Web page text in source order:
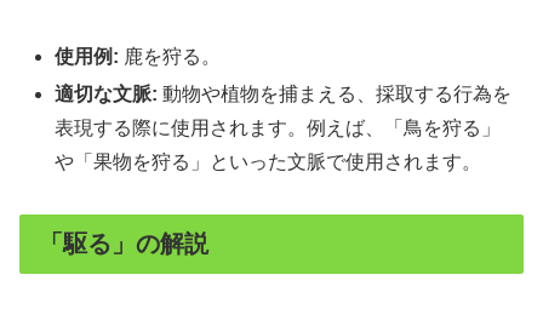
使用例: 鹿を狩る。
適切な文脈: 動物や植物を捕まえる、採取する行為を
表現する際に使用されます。例えば、「鳥を狩る」
や「果物を狩る」といった文脈で使用されます。
「駆る」の解説